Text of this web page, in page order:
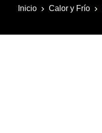
Inicio Calor y Frío